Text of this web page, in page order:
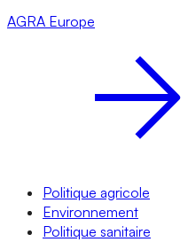
AGRA Europe
Politique agricole
Environnement
Politique sanitaire